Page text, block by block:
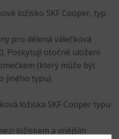
ložisko SKF Cooper, typ
pro dělená válečková
Poskytují otočné uložení
(který může být
jiného typu).
ložiska SKF Cooper typu
ložiskem a vnějším